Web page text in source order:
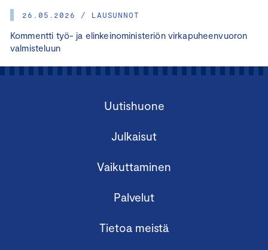
26.05.2026 / LAUSUNNOT
Kommentti työ- ja elinkeinoministeriön virkapuheenvuoron
valmisteluun
Uutishuone
Julkaisut
Vaikuttaminen
Palvelut
Tietoa meistä